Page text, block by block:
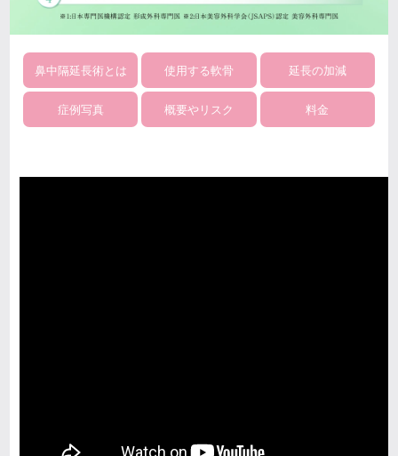
鼻中隔延長術とは 使用する軟骨 延長の加減
症例写真 概要やリスク 料金